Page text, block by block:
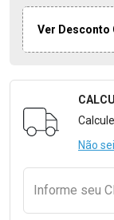
Ver Desconto
Formulário
Não
Informe seu